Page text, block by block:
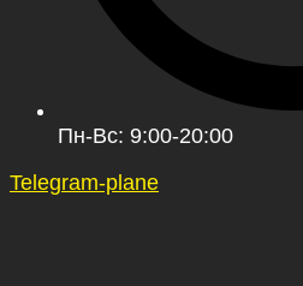
Пн-Вс: 9:00-20:00
Telegram-plane